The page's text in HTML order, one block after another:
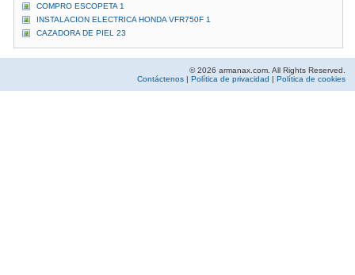
COMPRO ESCOPETA 1
INSTALACION ELECTRICA HONDA VFR750F 1
CAZADORA DE PIEL 23
© 2026 armanax.com. All Rights Reserved.
Contáctenos | Política de privacidad | Política de cookies